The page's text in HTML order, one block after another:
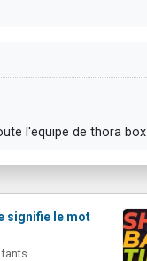
l'equipe de thora box
signifie le mot